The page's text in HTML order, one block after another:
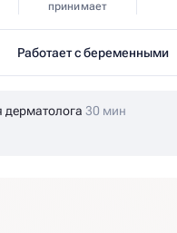
принимает
Работает с беременными
дерматолога 30 мин